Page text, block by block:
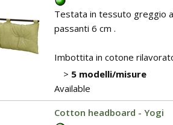
Testata in tessuto greggio
passanti 6 cm .
Imbottita in cotone
> 5 modelli/misure
Available
Cotton headboard - Yogi